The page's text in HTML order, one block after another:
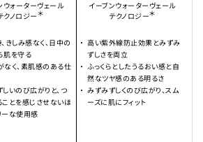
ウォーターヴェール
クノロジー＊
きしみ感なく、日中の
肌を守る
なく、素肌感のある仕
いのび広がりと、つ
ことを感じさせないほ
ーな使用感
イーブンウォーターヴェール
テクノロジー＊
高い紫外線防止効果とみずみ
ずしさを両立
ふっくらとしたうるおい感と自
然なツヤ感のある明るさ
みずみずしくのび広がり、スム
ーズに肌にフィット